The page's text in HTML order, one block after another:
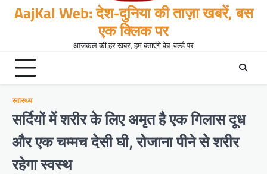
AajKal Web: देश-दुनिया की ताज़ा खबरें, बस
एक क्लिक पर
आजकल की हर खबर, हम बताएंगे वेब-वर्ल्ड पर
स्वास्थ्य
सर्दियों में शरीर के लिए अमृत है एक गिलास दूध
और एक चम्मच देसी घी, रोजाना पीने से शरीर
रहेगा स्वस्थ